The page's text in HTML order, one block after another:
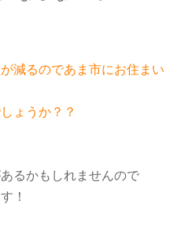
減るのであま市にお住まい
ょうか？？
るかもしれませんので
！